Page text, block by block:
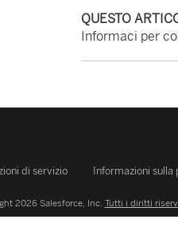
QUESTO
Informaci per
di servizio Informazioni
2026 Salesforce, Inc. Tutti i diritti